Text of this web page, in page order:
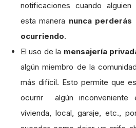
notificaciones cuando
esta manera nunca
ocurriendo.
El uso de la mensajería
algún miembro de la
más difícil. Esto permite que
ocurrir algún
vivienda, local, garaje, etc.,